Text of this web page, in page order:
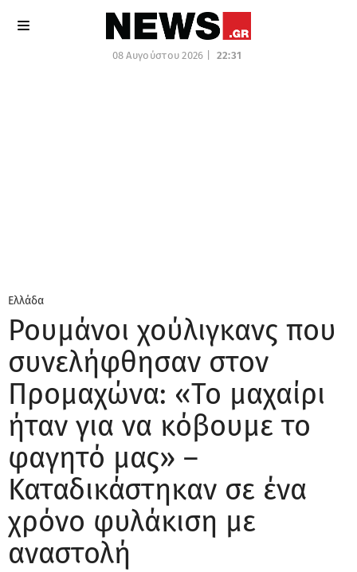
08 Αυγούστου 2026 | 22:31
Ελλάδα
Ρουμάνοι χούλιγκανς που
συνελήφθησαν στον
Προμαχώνα: «Το μαχαίρι
ήταν για να κόβουμε το
φαγητό μας» –
Καταδικάστηκαν σε ένα
χρόνο φυλάκιση με
αναστολή